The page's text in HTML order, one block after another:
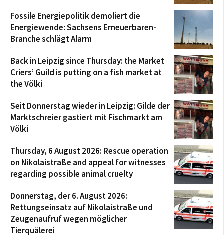
Fossile Energiepolitik demoliert die
Energiewende: Sachsens Erneuerbaren-
Branche schlägt Alarm
Back in Leipzig since Thursday: the Market
Criers’ Guild is putting on a fish market at
the Völki
Seit Donnerstag wieder in Leipzig: Gilde der
Marktschreier gastiert mit Fischmarkt am
Völki
Thursday, 6 August 2026: Rescue operation
on Nikolaistraße and appeal for witnesses
regarding possible animal cruelty
Donnerstag, der 6. August 2026:
Rettungseinsatz auf Nikolaistraße und
Zeugenaufruf wegen möglicher
Tierquälerei